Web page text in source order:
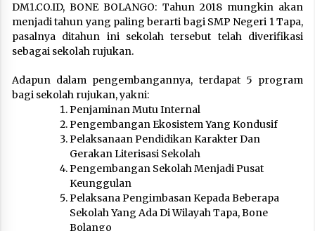
DM1.CO.ID, BONE BOLANGO: Tahun 2018 mungkin akan
menjadi tahun yang paling berarti bagi SMP Negeri 1 Tapa,
pasalnya ditahun ini sekolah tersebut telah diverifikasi
sebagai sekolah rujukan.
Adapun dalam pengembangannya, terdapat 5 program
bagi sekolah rujukan, yakni:
Penjaminan Mutu Internal
Pengembangan Ekosistem Yang Kondusif
Pelaksanaan Pendidikan Karakter Dan
Gerakan Literisasi Sekolah
Pengembangan Sekolah Menjadi Pusat
Keunggulan
Pelaksana Pengimbasan Kepada Beberapa
Sekolah Yang Ada Di Wilayah Tapa, Bone
Bolango